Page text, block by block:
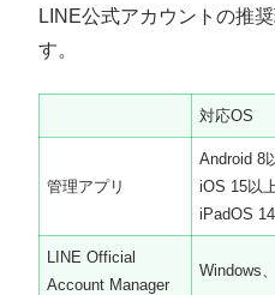
LINE公式アカウントの推
す。
対応OS
管理アプリ
Android 8
iOS 15以
iPadOS
LINE Official
Account Manager
Windows